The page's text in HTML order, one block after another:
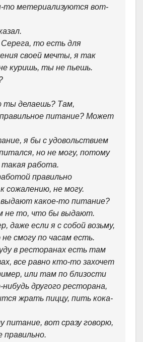
метериализуются вот-
то есть для
своей мечты, я так
куришь, ты не пьешь.
делаешь? Там,
питание? Может
я бы с удовольствием
но не могу, потому
работа.
правильно
сожалению, не могу.
какое-то питание?
не то, что бы выдают.
даже если я с собой возьму,
не смогу по часам есть.
в ресторанах есть там
все равно кто-то захочет
или там по близости
другого ресторана,
жрать пиццу, пить кока-
вот сразу говорю,
правильно.